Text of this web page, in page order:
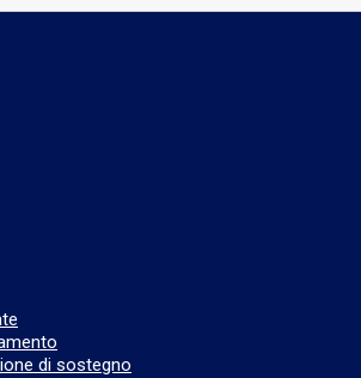
di sostegno